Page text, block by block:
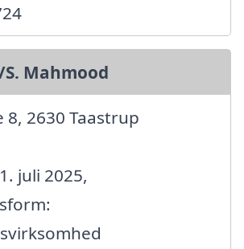
Mahmood
2630 Taastrup
juli 2025,